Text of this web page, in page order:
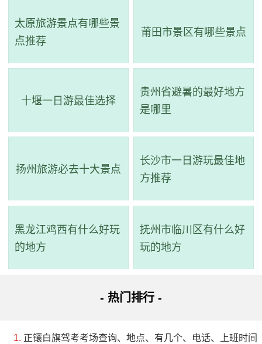
2、梦湖景区
地址：梦湖西路和临川大道交汇处
域。为了改善环境和防洪排涝，市委市政府在2007年4月进
项目，并成为游客欣赏美景、休闲娱乐的好去处。
太原旅游景点有哪些景
点推荐
莆田市景区有哪些景点
十堰一日游最佳选择
贵州省避暑的最好地方
是哪里
扬州旅游必去十大景点
长沙市一日游玩最佳地
方推荐
黑龙江鸡西有什么好玩
的地方
抚州市临川区有什么好
玩的地方
- 热门排行 -
正镶白旗驾考考场查询、地点、有几个、电话、上班时间